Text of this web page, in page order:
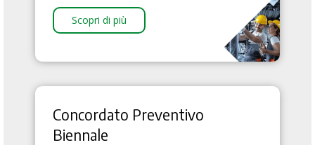
Scopri di più
Concordato Preventivo
Biennale